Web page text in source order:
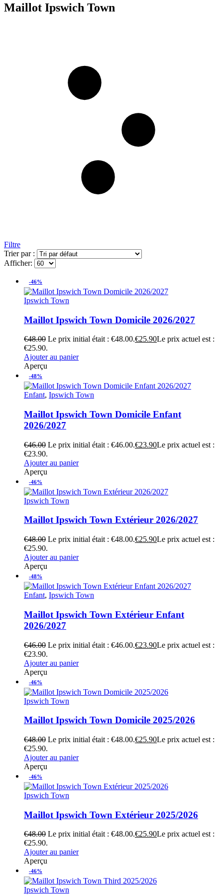
Maillot Ipswich Town
Filtre
Trier par :
Afficher:
-46%
Ipswich Town
Maillot Ipswich Town Domicile 2026/2027
€48.00 Le prix initial était : €48.00.€25.90Le prix actuel est :
€25.90.
Ajouter au panier
Aperçu
-48%
Enfant, Ipswich Town
Maillot Ipswich Town Domicile Enfant
2026/2027
€46.00 Le prix initial était : €46.00.€23.90Le prix actuel est :
€23.90.
Ajouter au panier
Aperçu
-46%
Ipswich Town
Maillot Ipswich Town Extérieur 2026/2027
€48.00 Le prix initial était : €48.00.€25.90Le prix actuel est :
€25.90.
Ajouter au panier
Aperçu
-48%
Enfant, Ipswich Town
Maillot Ipswich Town Extérieur Enfant
2026/2027
€46.00 Le prix initial était : €46.00.€23.90Le prix actuel est :
€23.90.
Ajouter au panier
Aperçu
-46%
Ipswich Town
Maillot Ipswich Town Domicile 2025/2026
€48.00 Le prix initial était : €48.00.€25.90Le prix actuel est :
€25.90.
Ajouter au panier
Aperçu
-46%
Ipswich Town
Maillot Ipswich Town Extérieur 2025/2026
€48.00 Le prix initial était : €48.00.€25.90Le prix actuel est :
€25.90.
Ajouter au panier
Aperçu
-46%
Ipswich Town